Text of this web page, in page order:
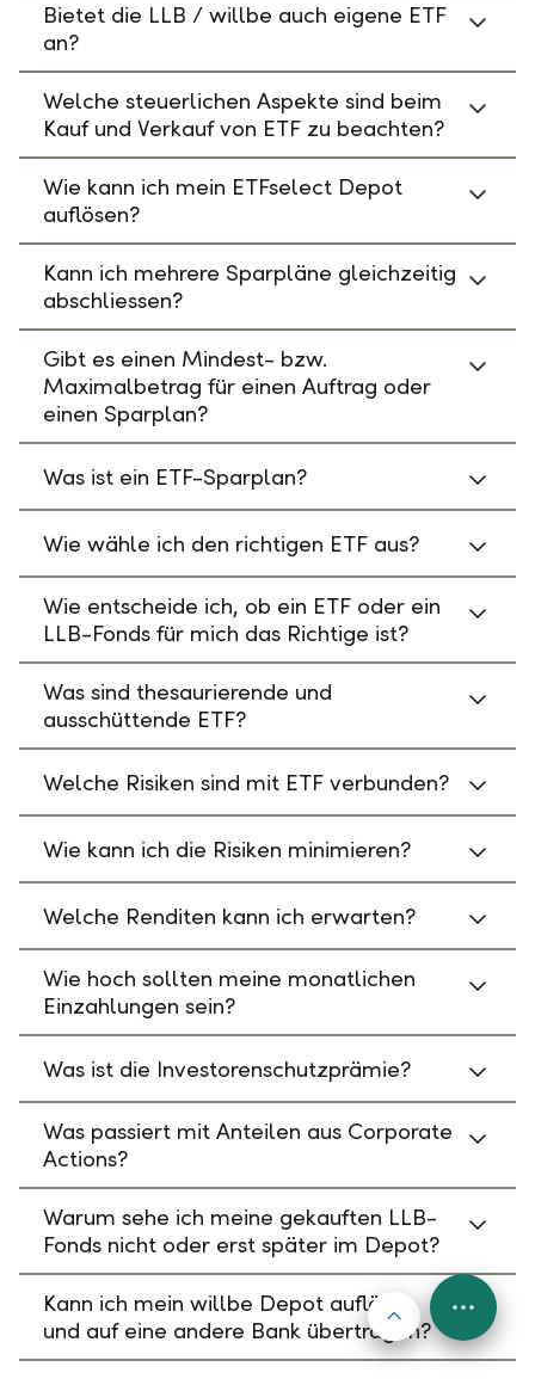
Bietet die LLB / willbe auch eigene ETF
an?
Welche steuerlichen Aspekte sind beim
Kauf und Verkauf von ETF zu beachten?
Wie kann ich mein ETFselect Depot
auflösen?
Kann ich mehrere Sparpläne gleichzeitig
abschliessen?
Gibt es einen Mindest- bzw.
Maximalbetrag für einen Auftrag oder
einen Sparplan?
Was ist ein ETF-Sparplan?
Wie wähle ich den richtigen ETF aus?
Wie entscheide ich, ob ein ETF oder ein
LLB-Fonds für mich das Richtige ist?
Was sind thesaurierende und
ausschüttende ETF?
Welche Risiken sind mit ETF verbunden?
Wie kann ich die Risiken minimieren?
Welche Renditen kann ich erwarten?
Wie hoch sollten meine monatlichen
Einzahlungen sein?
Was ist die Investorenschutzprämie?
Was passiert mit Anteilen aus Corporate
Actions?
Warum sehe ich meine gekauften LLB-
Fonds nicht oder erst später im Depot?
Kann ich mein willbe Depot auflösen
und auf eine andere Bank übertragen?
Nach oben
FAB
Menu